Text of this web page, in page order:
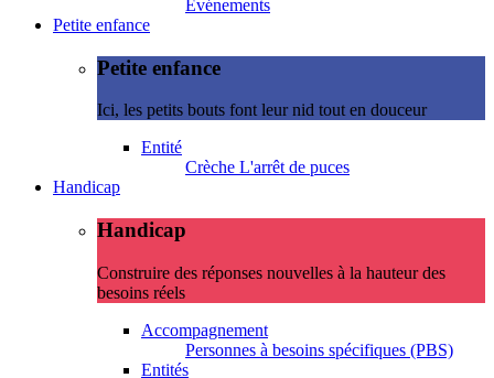
Evénements
Petite enfance
Petite enfance
Ici, les petits bouts font leur nid tout en douceur
Entité
Crèche L'arrêt de puces
Handicap
Handicap
Construire des réponses nouvelles à la hauteur des
besoins réels
Accompagnement
Personnes à besoins spécifiques (PBS)
Entités